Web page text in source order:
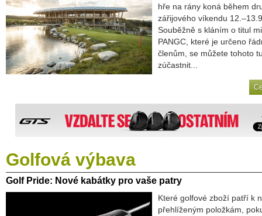
hře na rány koná během
zářijového víkendu
Souběžně s kláním o titul
PANGC, které je určeno
členům, se můžete tohoto
zúčastnit...
Golfová výbava
GolfPride: Nové kabátky pro vaše patry
Které golfové zboží patří k
přehlíženým položkám,